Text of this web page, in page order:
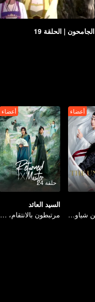
الجامحون | الحلقة 19
أعضاء
يتصدر كل من شياو تشان ووانغ يي بو التشكيلة عالية القيمة
حلقة 24
أعضاء
السيد العائد
مرتبطون بالانتقام، متشابكون مع القدر